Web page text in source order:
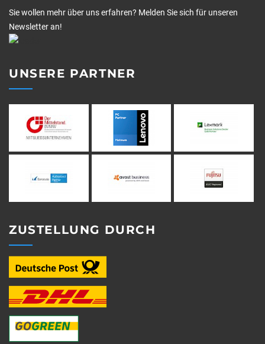
Sie wollen mehr über uns erfahren? Melden Sie sich für unseren
Newsletter an!
UNSERE PARTNER
ZUSTELLUNG DURCH